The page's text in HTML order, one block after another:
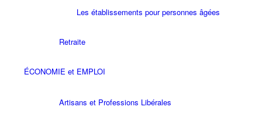
Les établissements pour personnes âgées
Retraite
ÉCONOMIE et EMPLOI
Artisans et Professions Libérales